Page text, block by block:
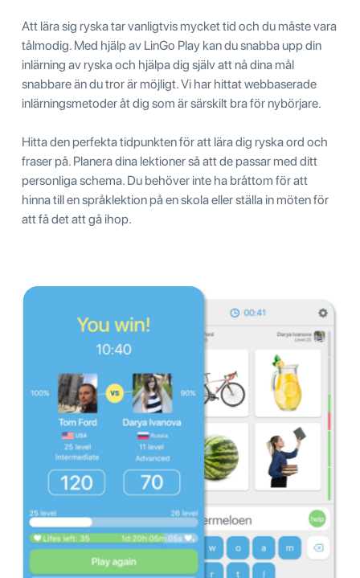
Att lära sig ryska tar vanligtvis mycket tid och du måste vara
tålmodig. Med hjälp av LinGo Play kan du snabba upp din
inlärning av ryska och hjälpa dig själv att nå dina mål
snabbare än du tror är möjligt. Vi har hittat webbaserade
inlärningsmetoder åt dig som är särskilt bra för nybörjare.
Hitta den perfekta tidpunkten för att lära dig ryska ord och
fraser på. Planera dina lektioner så att de passar med ditt
personliga schema. Du behöver inte ha bråttom för att
hinna till en språklektion på en skola eller ställa in möten för
att få det att gå ihop.